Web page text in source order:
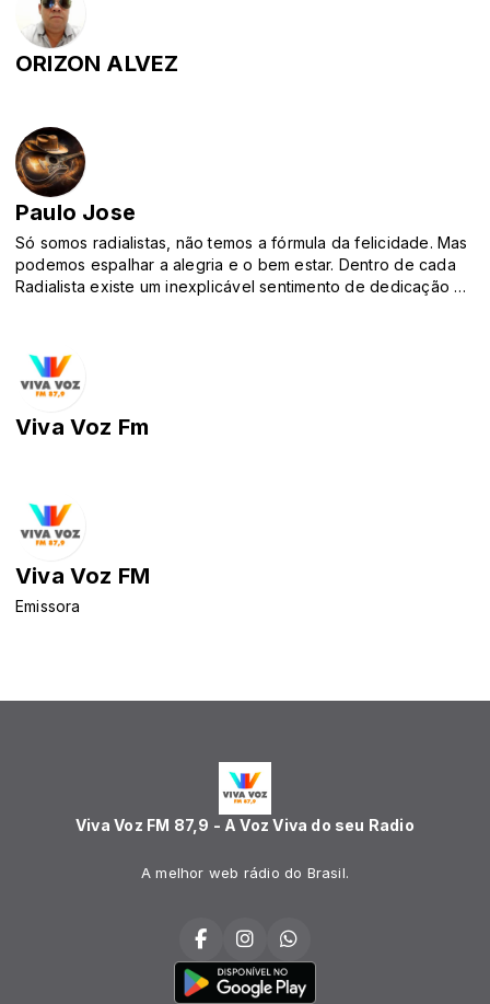
ORIZON ALVEZ
Paulo Jose
Só somos radialistas, não temos a fórmula da felicidade. Mas
podemos espalhar a alegria e o bem estar. Dentro de cada
Radialista existe um inexplicável sentimento de dedicação e
BEM ,ESPALHAR O BEM E TRAZER EMOÇÃO, É UMA
EXPLOSÃO DE SENTIMENTOS SEM SAIR DAQUI DE DENTRO
DE UM ESTÚDIO ,Porque eu sou apenas mais uma tentando
ser feliz no meio da multidão. enfrentando barreiras mais com
os pés sempre firmes no chão. em busca da felicidade eu
Viva Voz Fm
Viva Voz FM
Emissora
Viva Voz FM 87,9 - A Voz Viva do seu Radio
A melhor web rádio do Brasil.